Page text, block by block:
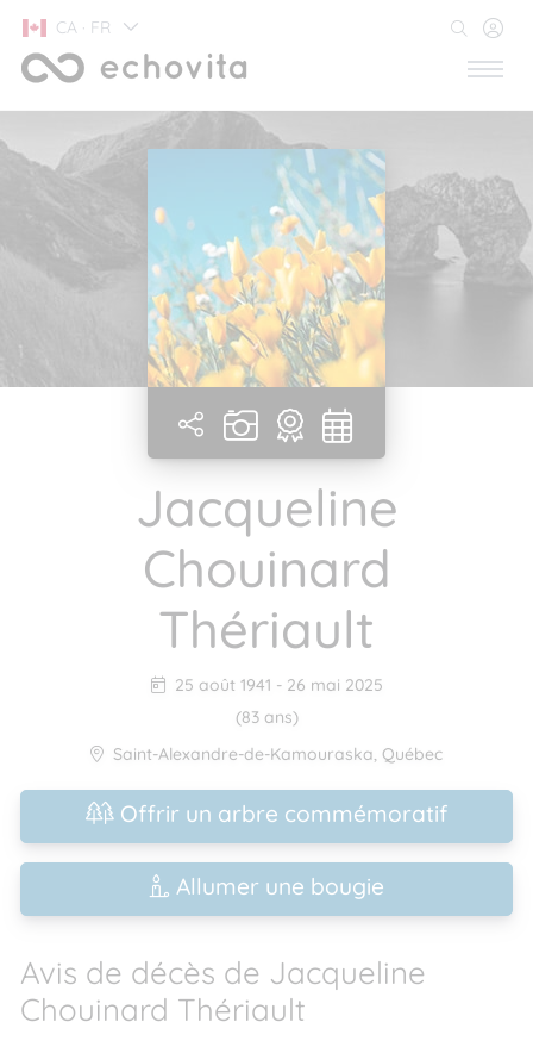
CA · FR
Jacqueline
Chouinard
Thériault
25 août 1941 - 26 mai 2025
(83 ans)
Saint-Alexandre-de-Kamouraska, Québec
Offrir un arbre commémoratif
Allumer une bougie
Avis de décès de Jacqueline
Chouinard Thériault